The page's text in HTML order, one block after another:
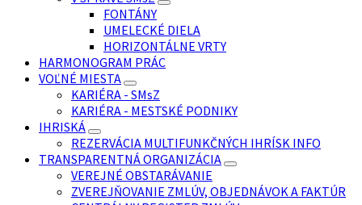
FONTÁNY
UMELECKÉ DIELA
HORIZONTÁLNE VRTY
HARMONOGRAM PRÁC
VOĽNÉ MIESTA
KARIÉRA - SMsZ
KARIÉRA - MESTSKÉ PODNIKY
IHRISKÁ
REZERVÁCIA MULTIFUNKČNÝCH IHRÍSK INFO
TRANSPARENTNÁ ORGANIZÁCIA
VEREJNÉ OBSTARÁVANIE
ZVEREJŇOVANIE ZMLÚV, OBJEDNÁVOK A FAKTÚR